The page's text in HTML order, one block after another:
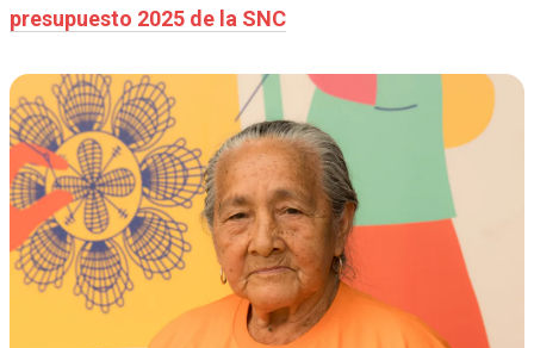
presupuesto 2025 de la SNC